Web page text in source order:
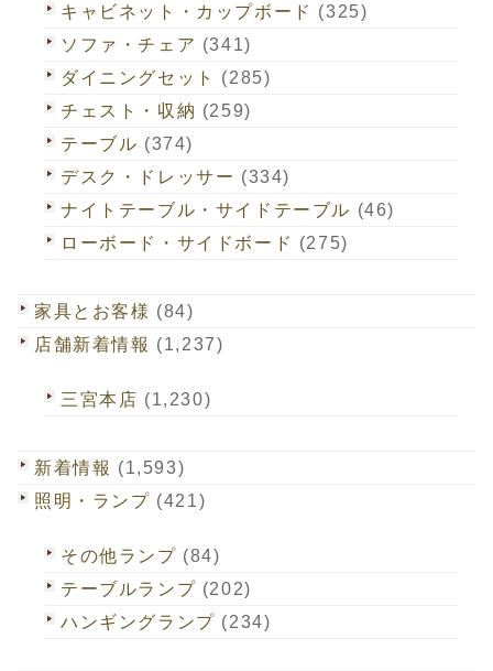
キャビネット・カップボード (325)
ソファ・チェア (341)
ダイニングセット
(285)
チェスト・収納 (259)
テーブル (374)
デスク・ドレッサー (334)
ナイトテーブル・サイドテーブル (46)
ローボード・サイドボード (275)
家具とお客様 (84)
店舗新着情報 (1,237)
三宮本店 (1,230)
新着情報 (1,593)
照明・ランプ (421)
その他ランプ (84)
テーブルランプ (202)
ハンギングランプ (234)